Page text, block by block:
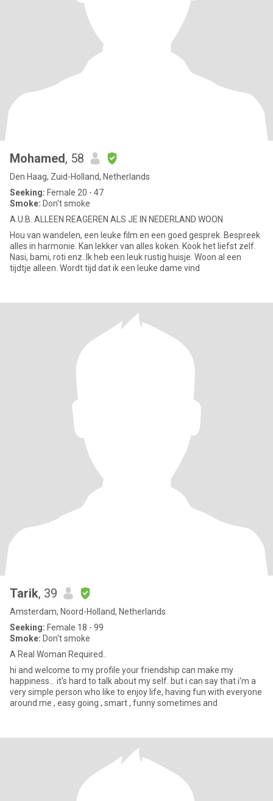
Mohamed, 58
Den Haag, Zuid-Holland, Netherlands
Seeking: Female 20 - 47
Smoke: Don't smoke
A.U.B. ALLEEN REAGEREN ALS JE IN NEDERLAND WOON
Hou van wandelen, een leuke film en een goed gesprek. Bespreek
alles in harmonie. Kan lekker van alles koken. Kook het liefst zelf.
Nasi, bami, roti enz..Ik heb een leuk rustig huisje. Woon al een
tijdtje alleen. Wordt tijd dat ik een leuke dame vind
Tarik, 39
Amsterdam, Noord-Holland, Netherlands
Seeking: Female 18 - 99
Smoke: Don't smoke
A Real Woman Required..
hi and welcome to my profile your friendship can make my
happiness... it's hard to talk about my self. but i can say that i'm a
very simple person who like to enjoy life, having fun with everyone
around me , easy going , smart , funny sometimes and